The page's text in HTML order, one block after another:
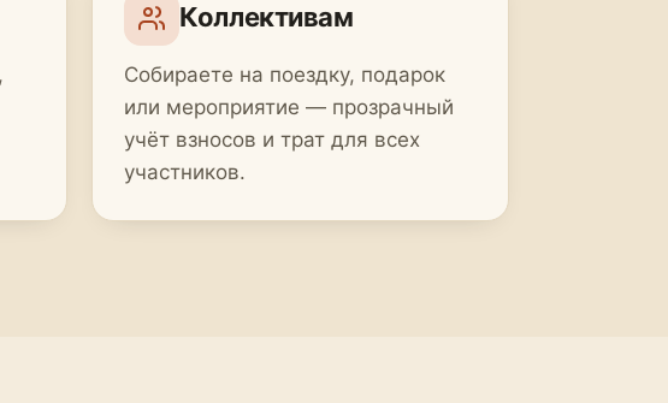
Коллективам
Собираете на поездку, подарок
или мероприятие — прозрачный
учёт взносов и трат для всех
участников.